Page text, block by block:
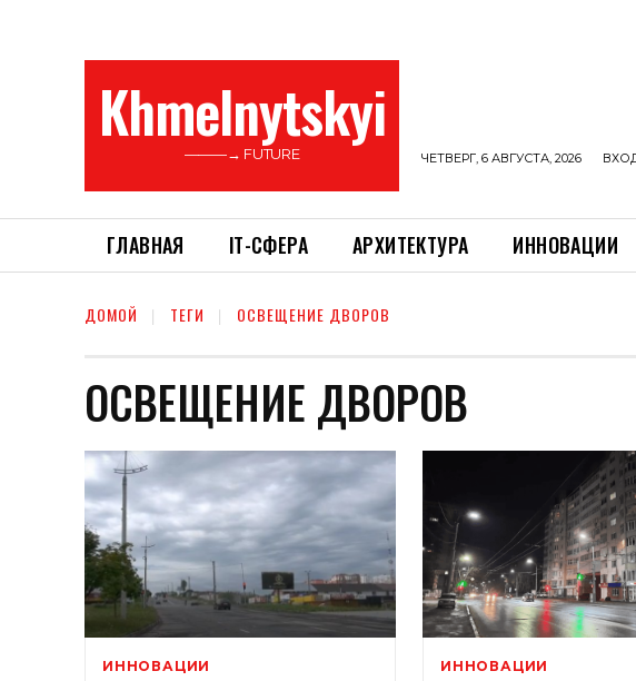
Khmelnytskyi
———→ FUTURE ЧЕТВЕРГ, 6 АВГУСТА, 2026
ГЛАВНАЯ ІТ-СФЕРА АРХИТЕКТУРА ИННОВАЦИИ
ДОМОЙ ТЕГИ ОСВЕЩЕНИЕ ДВОРОВ
ОСВЕЩЕНИЕ ДВОРОВ
ИННОВАЦИИ ИННОВАЦИИ